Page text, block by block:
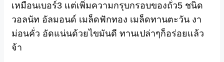
เหมือนเบอร์3 แต่เพิ่มความกรุบกรอบของถั่ว5 ชนิด
วอลนัท อัลมอนด์ เมล็ดฟักทอง เมล็ดทานตะวัน งา
ม่อนคั่ว อัดแน่นด้วยไขมันดี ทานเปล่าๆก็อร่อยแล้ว
จ้า